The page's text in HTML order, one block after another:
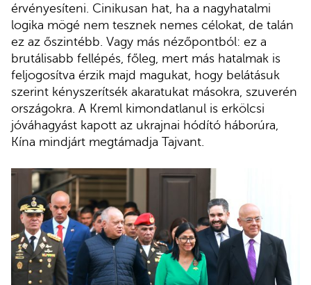
érvényesíteni. Cinikusan hat, ha a nagyhatalmi
logika mögé nem tesznek nemes célokat, de talán
ez az őszintébb. Vagy más nézőpontból: ez a
brutálisabb fellépés, főleg, mert más hatalmak is
feljogosítva érzik majd magukat, hogy belátásuk
szerint kényszerítsék akaratukat másokra, szuverén
országokra. A Kreml kimondatlanul is erkölcsi
jóváhagyást kapott az ukrajnai hódító háborúra,
Kína mindjárt megtámadja Tajvant.